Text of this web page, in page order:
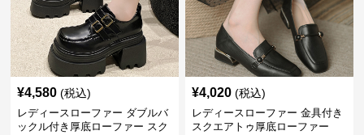
¥4,580 (税込)
レディースローファー ダブルバ
ックル付き厚底ローファー スク
¥4,020 (税込)
レディースローファー 金具付き
スクエアトゥ厚底ローファー